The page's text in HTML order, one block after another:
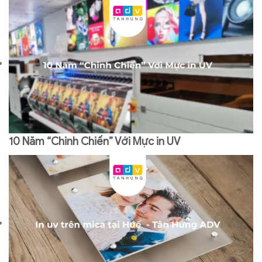
10 Năm “Chinh Chiến” Với Mực in UV